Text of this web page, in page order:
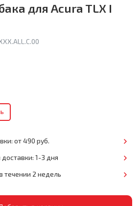
для Acura TLX I
от 490 руб.
1-3 дня
течении 2 недель